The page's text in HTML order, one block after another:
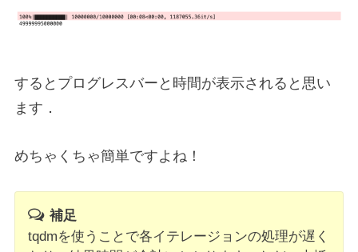
するとプログレスバーと時間が表示されると思い
ます．
めちゃくちゃ簡単ですよね！
補足
tqdmを使うことで各イテレージョンの処理が遅く